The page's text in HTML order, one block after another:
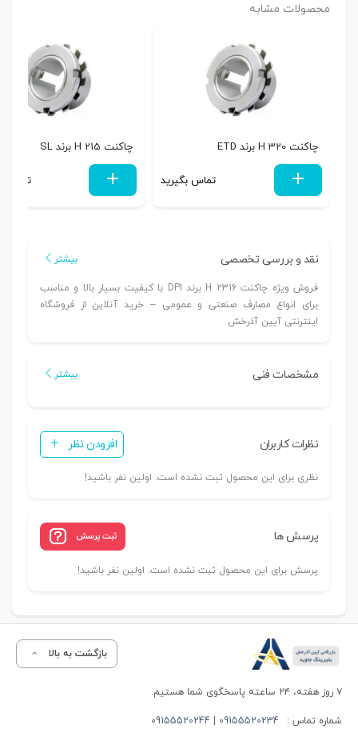
محصولات مشابه
چاکنت H 320 برند ETD
تماس بگیرید
چاکنت H 215 برند SL
تماس
نقد و بررسی تخصصی بیشتر
فروش ویژه چاکنت H 2316 برند DPI با کیفیت بسیار بالا و مناسب
برای انواع مصارف صنعتی و عمومی – خرید آنلاین از فروشگاه
اینترنتی آیین آذرخش
مشخصات فنی بیشتر
نظرات کاربران افزودن نظر
نظری برای این محصول ثبت نشده است. اولین نفر باشید!
پرسش ها ثبت پرسش
پرسش برای این محصول ثبت نشده است. اولین نفر باشید!
بازگشت به بالا
۷ روز هفته، ۲۴ ساعته پاسخگوی شما هستیم.
شماره تماس : 09155520234 | 09155520244